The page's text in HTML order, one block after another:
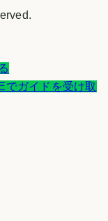
でガイドを受け取